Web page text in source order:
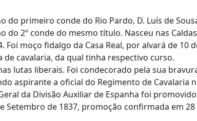
do primeiro conde do Rio Pardo, D. Luís de
do 2º conde do mesmo título. Nasceu nas
Foi moço fidalgo da Casa Real, por alvará de 10
de cavalaria, da qual tinha respectivo curso.
lutas liberais. Foi condecorado pela sua
aspirante a oficial do Regimento de Cavalaria
da Divisão Auxiliar de Espanha foi
Setembro de 1837, promoção confirmada em